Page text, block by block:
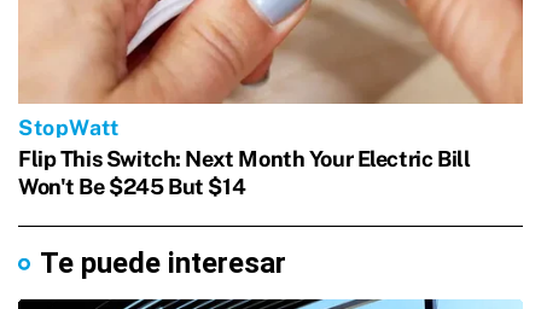
Te puede interesar